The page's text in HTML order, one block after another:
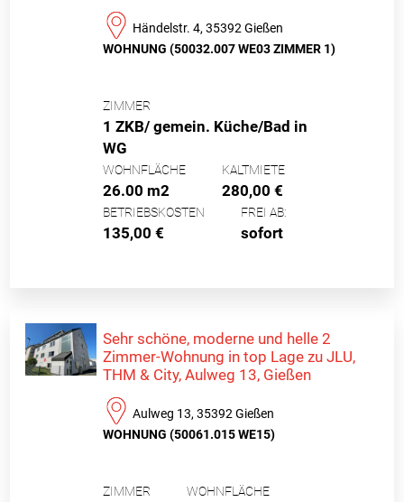
Händelstr. 4, 35392 Gießen
WOHNUNG (50032.007 WE03 ZIMMER 1)
ZIMMER
1 ZKB/ gemein. Küche/Bad in
WG
WOHNFLÄCHE
26.00 m2
KALTMIETE
280,00 €
BETRIEBSKOSTEN
135,00 €
FREI AB:
sofort
Sehr schöne, moderne und helle 2
Zimmer-Wohnung in top Lage zu JLU,
THM & City, Aulweg 13, Gießen
Aulweg 13, 35392 Gießen
WOHNUNG (50061.015 WE15)
ZIMMER WOHNFLÄCHE